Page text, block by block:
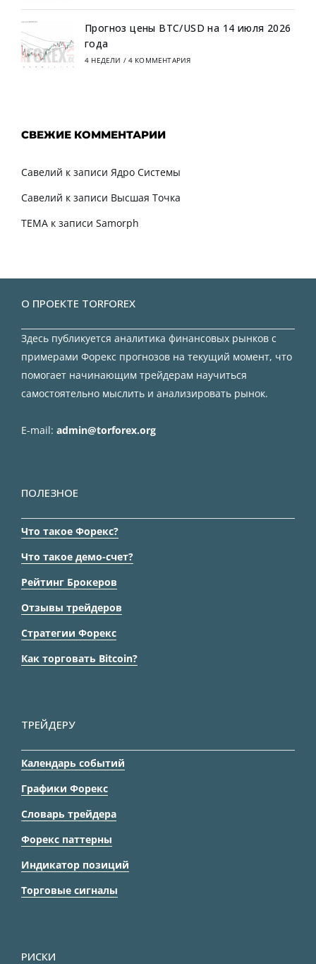
Прогноз цены BTC/USD на 14 июля 2026
года
4 НЕДЕЛИ / 4 КОММЕНТАРИЯ
СВЕЖИЕ КОММЕНТАРИИ
Савелий к записи Ядро Системы
Савелий к записи Высшая Точка
TEMA к записи Samorph
О ПРОЕКТЕ TORFOREX
Здесь публикуется аналитика финансовых рынков с
примерами Форекс прогнозов на текущий момент, что
помогает начинающим трейдерам научиться
самостоятельно мыслить и анализировать рынок.
E-mail: admin@torforex.org
ПОЛЕЗНОЕ
Что такое Форекс?
Что такое демо-счет?
Рейтинг Брокеров
Отзывы трейдеров
Стратегии Форекс
Как торговать Bitcoin?
ТРЕЙДЕРУ
Календарь событий
Графики Форекс
Словарь трейдера
Форекс паттерны
Индикатор позиций
Торговые сигналы
РИСКИ